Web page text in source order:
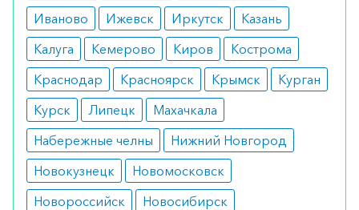
кальция и витамина Д.
Побочные эффекты
При соблюдении дозировки препарат не
вызывает никаких побочных симптомов. В
некоторых случаях возможно появление запора
и снижение аппетита.
Режим дозирования
Иваново
Ижевск Иркутск
Казань
Калуга
Кемерово Киров
Кострома
Краснодар
Красноярск Крымск
Курган
Курск
Липецк
Махачкала
Набережные челны
Нижний Новгород
Новокузнецк
Новомосковск
Новороссийск
Новосибирск